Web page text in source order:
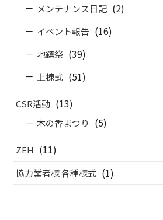
メンテナンス日記 (2)
イベント報告 (16)
地鎮祭 (39)
上棟式 (51)
CSR活動 (13)
木の香まつり (5)
ZEH (11)
協力業者様 各種様式 (1)